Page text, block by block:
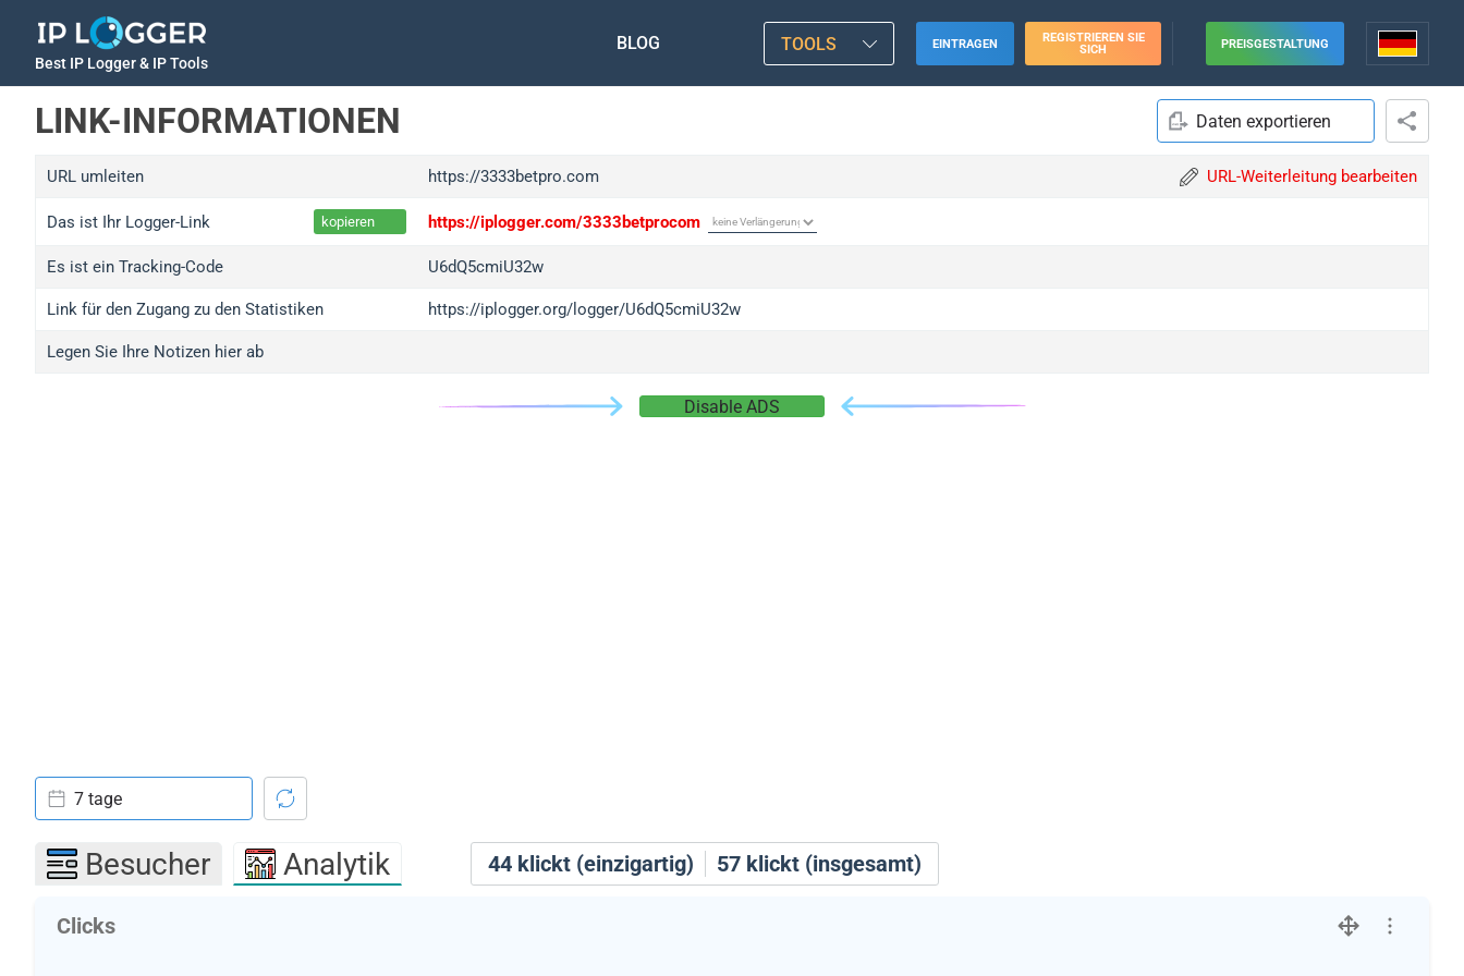
Best IP Logger & IP Tools
BLOG TOOLS EINTRAGEN
REGISTRIEREN SIE
SICH
PREISGESTALTUNG
LINK-INFORMATIONEN Daten exportieren
URL umleiten https://3333betpro.com URL-Weiterleitung bearbeiten
Das ist Ihr Logger-Link kopieren https://iplogger.com/3333betprocom
Es ist ein Tracking-Code U6dQ5cmiU32w
Link für den Zugang zu den Statistiken https://iplogger.org/logger/U6dQ5cmiU32w
Legen Sie Ihre Notizen hier ab
Disable ADS
44 klickt (einzigartig) 57 klickt (insgesamt)
7 tage
Besucher Analytik
Clicks